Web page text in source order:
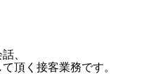
、
頂く接客業務です。